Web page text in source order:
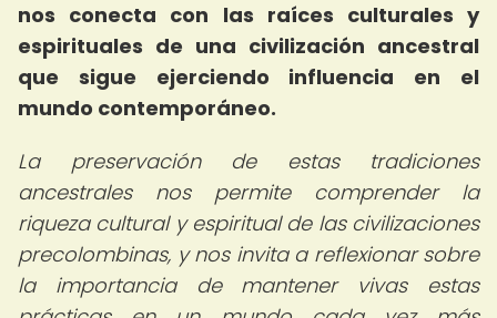
nos conecta con las raíces culturales y
espirituales de una civilización ancestral
que sigue ejerciendo influencia en el
mundo contemporáneo.
La preservación de estas tradiciones
ancestrales nos permite comprender la
riqueza cultural y espiritual de las civilizaciones
precolombinas, y nos invita a reflexionar sobre
la importancia de mantener vivas estas